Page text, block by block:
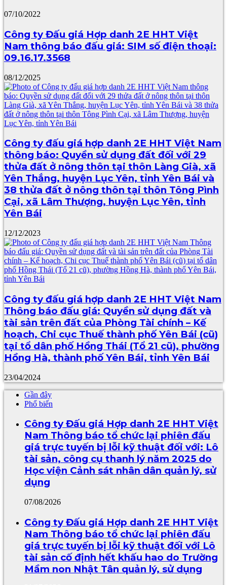
07/10/2022
Công ty Đấu giá Hợp danh 2E HHT Việt
Nam thông báo đấu giá: SIM số điện thoại:
09.16.17.3568
08/12/2025
Công ty đấu giá hợp danh 2E HHT Việt Nam
thông báo: Quyền sử dụng đất đối với 29
thửa đất ở nông thôn tại thôn Làng Già, xã
Yên Thắng, huyện Lục Yên, tỉnh Yên Bái và
38 thửa đất ở nông thôn tại thôn Tông Pình
Cại, xã Lâm Thượng, huyện Lục Yên, tỉnh
Yên Bái
12/12/2023
Công ty đấu giá hợp danh 2E HHT Việt Nam
Thông báo đấu giá: Quyền sử dụng đất và
tài sản trên đất của Phòng Tài chính – Kế
hoạch, Chi cục Thuế thành phố Yên Bái (cũ)
tại tổ dân phố Hồng Thái (Tổ 21 cũ), phường
Hồng Hà, thành phố Yên Bái, tỉnh Yên Bái
23/04/2024
Gần đây
Phổ biến
Công ty Đấu giá Hợp danh 2E HHT Việt
Nam Thông báo tổ chức lại phiên đấu
giá trực tuyến bị lỗi kỹ thuật đối với: Lô
tài sản, công cụ thanh lý năm 2025 do
Học viện Cảnh sát nhân dân quản lý, sử
dụng
07/08/2026
Công ty Đấu giá Hợp danh 2E HHT Việt
Nam Thông báo tổ chức lại phiên đấu
giá trực tuyến bị lỗi kỹ thuật đối với Lô
tài sản cố định hết khấu hao do Trường
Mầm non Nhật Tân quản lý, sử dụng